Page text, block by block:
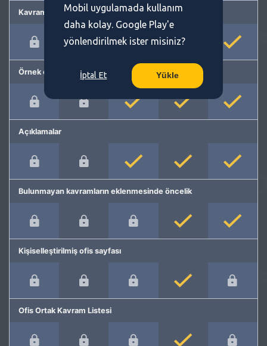
Kavram önerme
Örnek cümleler
Açıklamalar
Bulunmayan kavramların eklenmesinde öncelik
Kişiselleştirilmiş ofis sayfası
Ofis Ortak Kavram Listesi
Mobil uygulamada kullanım
daha kolay. Google Play'e
yönlendirilmek ister misiniz?
İptal Et Yükle